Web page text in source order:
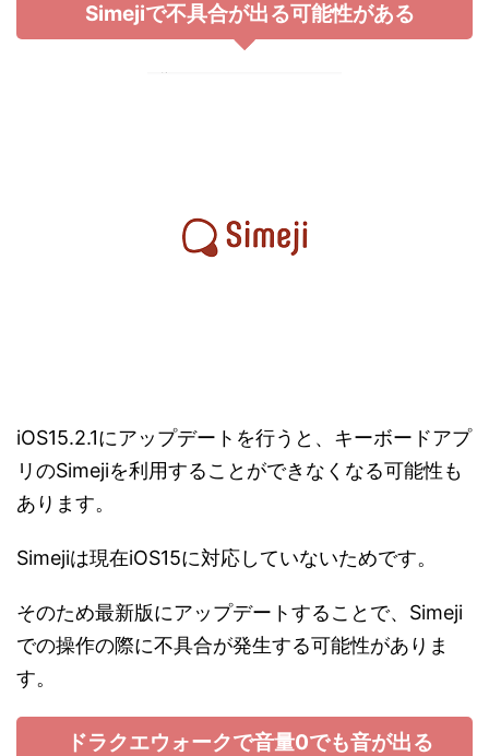
Simejiで不具合が出る可能性がある
iOS15.2.1にアップデートを行うと、キーボードアプ
リのSimejiを利用することができなくなる可能性も
あります。
Simejiは現在iOS15に対応していないためです。
そのため最新版にアップデートすることで、Simeji
での操作の際に不具合が発生する可能性がありま
す。
ドラクエウォークで音量0でも音が出る